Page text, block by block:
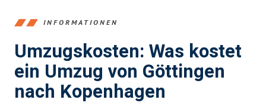
INFORMATIONEN
Umzugskosten: Was kostet
ein Umzug von Göttingen
nach Kopenhagen